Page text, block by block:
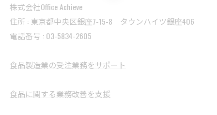
株式会社Office Achieve
住所 : 東京都中央区銀座7-15-8 タウンハイツ銀座406
電話番号 : 03-5834-2605
食品製造業の受注業務をサポート
食品に関する業務改善を支援